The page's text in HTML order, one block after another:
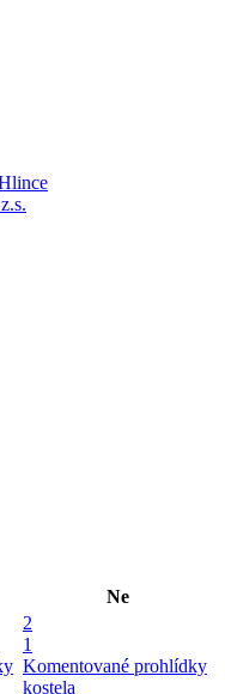
Ne
2
1
Komentované prohlídky
kostela